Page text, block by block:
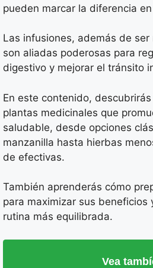
pueden marcar la diferencia
Las infusiones, además de
son aliadas poderosas para
digestivo y mejorar el tránsito
En este contenido,
plantas medicinales que
saludable, desde opciones
manzanilla hasta hierbas
de efectivas.
También aprenderás cómo
para maximizar sus beneficios
rutina más equilibrada.
Vea